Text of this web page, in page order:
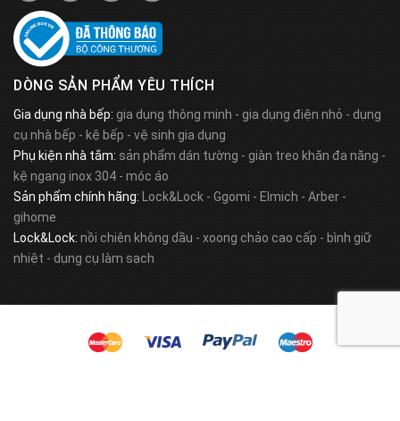
DÒNG SẢN PHẨM YÊU THÍCH
Gia dụng nhà bếp: gia dụng thông minh - gia dụng điện nhỏ - dụng
cụ nhà bếp - kệ bếp - vệ sinh gia dụng
Phụ kiện nhà tắm: sản phẩm dán tường - giàn treo khăn đa năng -
kệ ngang inox 304 - móc áo
Sản phẩm chính hãng: Lock&Lock - Ggomi - Elmich - Arber -
gihome
Lock&Lock: nồi chiên không dầu - xoong chảo cao cấp - bình giữ
nhiệt - dụng cụ làm sạch